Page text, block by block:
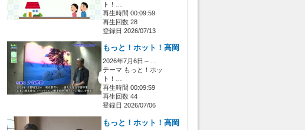
ト！…
再生時間 00:09:59
再生回数 28
登録日 2026/07/13
もっと！ホット！高岡
2026年7月6日～…
テーマ もっと！ホッ
ト！…
再生時間 00:09:59
再生回数 44
登録日 2026/07/06
もっと！ホット！高岡